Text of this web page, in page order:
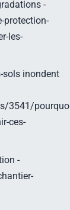
-
protection-
les-
sols inondent
3541/
ces-
-